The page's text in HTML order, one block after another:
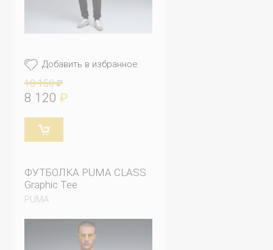
Добавить в избранное
10 150 ₽
8 120 ₽
ФУТБОЛКА PUMA CLASS
Graphic Tee
PUMA